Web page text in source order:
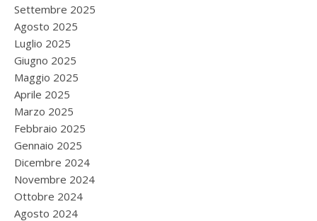
Settembre 2025
Agosto 2025
Luglio 2025
Giugno 2025
Maggio 2025
Aprile 2025
Marzo 2025
Febbraio 2025
Gennaio 2025
Dicembre 2024
Novembre 2024
Ottobre 2024
Agosto 2024